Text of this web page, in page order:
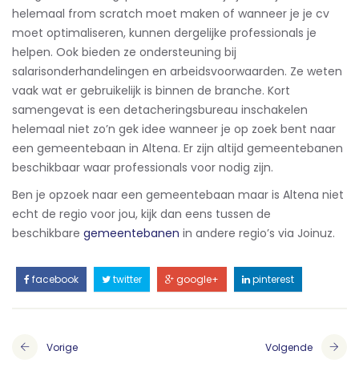
helemaal from scratch moet maken of wanneer je je cv
moet optimaliseren, kunnen dergelijke professionals je
helpen. Ook bieden ze ondersteuning bij
salarisonderhandelingen en arbeidsvoorwaarden. Ze weten
vaak wat er gebruikelijk is binnen de branche. Kort
samengevat is een detacheringsbureau inschakelen
helemaal niet zo’n gek idee wanneer je op zoek bent naar
een gemeentebaan in Altena. Er zijn altijd gemeentebanen
beschikbaar waar professionals voor nodig zijn.
Ben je opzoek naar een gemeentebaan maar is Altena niet
echt de regio voor jou, kijk dan eens tussen de
beschikbare gemeentebanen in andere regio’s via Joinuz.
facebook twitter google+ pinterest
Vorige Volgende